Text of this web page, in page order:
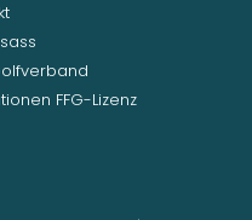
FFG-Lizenz